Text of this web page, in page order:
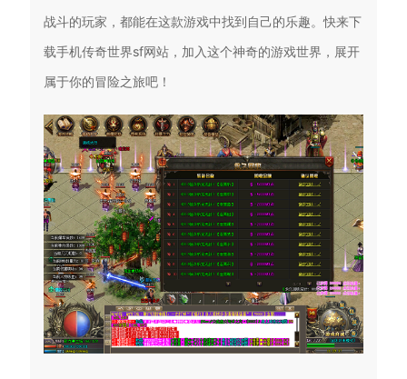
战斗的玩家，都能在这款游戏中找到自己的乐趣。快来下
载手机传奇世界sf网站，加入这个神奇的游戏世界，展开
属于你的冒险之旅吧！